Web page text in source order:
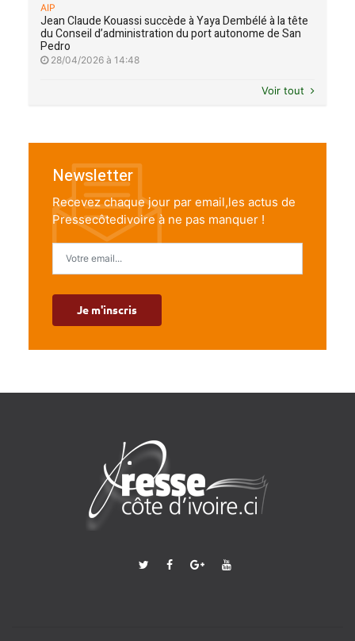
AIP
Jean Claude Kouassi succède à Yaya Dembélé à la tête
du Conseil d’administration du port autonome de San
Pedro
28/04/2026 à 14:48
Voir tout
Newsletter
Recevez chaque jour par email,les actus de
Pressecôtedivoire à ne pas manquer !
Je m'inscris